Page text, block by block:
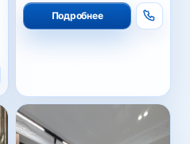
Подробнее